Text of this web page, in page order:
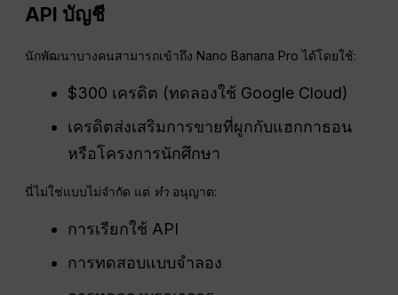
API บัญชี
นักพัฒนาบางคนสามารถเข้าถึง Nano Banana Pro ได้โดยใช้:
$300 เครดิต (ทดลองใช้ Google Cloud)
เครดิตส่งเสริมการขายที่ผูกกับแฮกกาธอน
หรือโครงการนักศึกษา
นี่ไม่ใช่แบบไม่จำกัด แต่ ทำ อนุญาต:
การเรียกใช้ API
การทดสอบแบบจำลอง